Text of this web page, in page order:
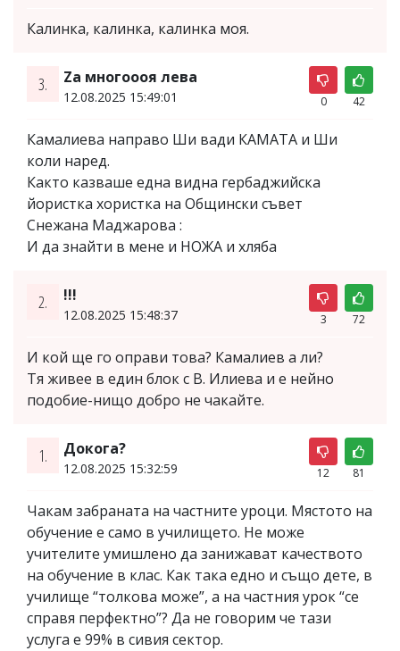
Калинка, калинка, калинка моя.
3. Za многоооя лева
12.08.2025 15:49:01 0 42
Камалиева направо Ши вади КАМАТА и Ши
коли наред.
Както казваше една видна гербаджийска
йористка хористка на Общински съвет
Снежана Маджарова :
И да знайти в мене и НОЖА и хляба
2. !!!
12.08.2025 15:48:37 3 72
И кой ще го оправи това? Камалиев а ли?
Тя живее в един блок с В. Илиева и е нейно
подобие-нищо добро не чакайте.
1. Докога?
12.08.2025 15:32:59 12 81
Чакам забраната на частните уроци. Мястото на
обучение е само в училището. Не може
учителите умишлено да занижават качеството
на обучение в клас. Как така едно и също дете, в
училище “толкова може”, а на частния урок “се
справя перфектно”? Да не говорим че тази
услуга е 99% в сивия сектор.